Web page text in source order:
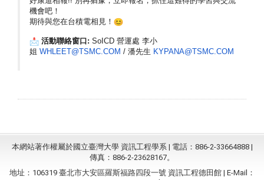
機會吧！
期待與您在台積電相見！
活動聯絡窗口: SoICD 營運處 李小
姐WHLEET@TSMC.COM / 潘先生 KYPANA@TSMC.COM
本網站著作權屬於國立臺灣大學 資訊工程學系 | 電話：886-2-33664888 |
傳真：886-2-23628167。
地址：106319 臺北市大安區羅斯福路四段一號 資訊工程德田館 | E-Mail：